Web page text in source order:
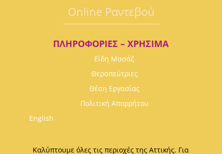
Οnline Ραντεβού
ΠΛΗΡΟΦΟΡΊΕΣ – ΧΡΉΣΙΜΑ
Είδη Μασάζ
Θεραπεύτριες
Θέση Εργασίας
Πολιτική Απορρήτου
English
Καλύπτουμε όλες τις περιοχές της Αττικής. Για